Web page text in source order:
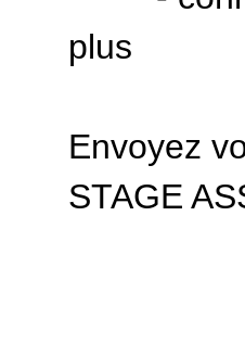
plus
Envoyez
STAGE